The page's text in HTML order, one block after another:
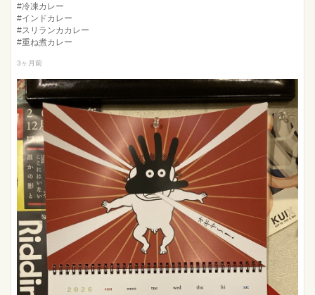
#冷凍カレー
#インドカレー
#スリランカカレー
#重ね煮カレー
3ヶ月前